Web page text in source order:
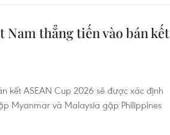
Nam thẳng tiến vào bán kết
kết ASEAN Cup 2026 sẽ được xác định
Myanmar và Malaysia gặp Philippines